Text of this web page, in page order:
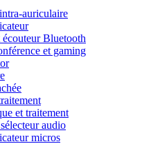
auriculaire
écouteur Bluetooth
et gaming
et traitement
audio
micros